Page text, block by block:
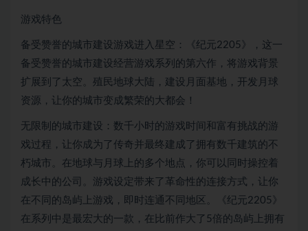
游戏特色
备受赞誉的城市建设游戏进入星空：《纪元2205》，这一
备受赞誉的城市建设经营游戏系列的第六作，将游戏背景
扩展到了太空。殖民地球大陆，建设月面基地，开发月球
资源，让你的城市变成繁荣的大都会！
无限制的城市建设：数千小时的游戏时间和富有挑战的游
戏过程，让你成为了传奇并最终建成了拥有数千建筑的不
朽城市。在地球与月球上的多个地点，你可以同时操控着
成长中的公司。游戏设定带来了革命性的连接方式，让你
在不同的岛屿上游戏，即时连通不同地区。《纪元2205》
在系列中是最宏大的一款，在比前作大了5倍的岛屿上拥有